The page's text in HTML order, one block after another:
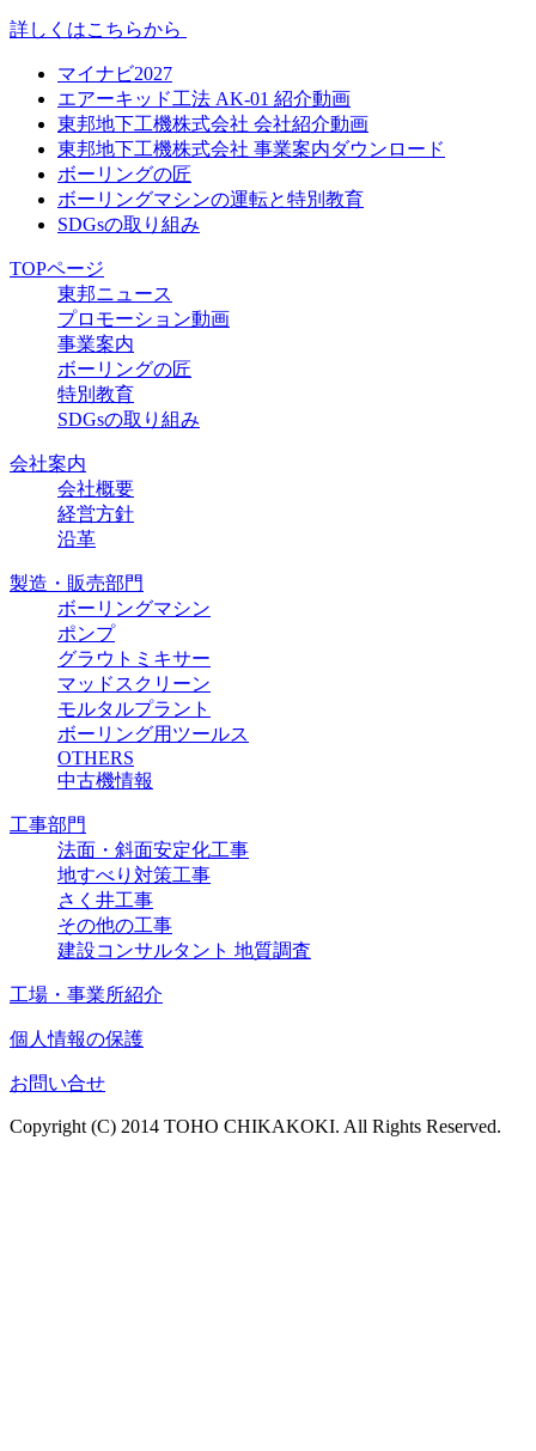
詳しくはこちらから
マイナビ2027
エアーキッド工法 AK-01 紹介動画
東邦地下工機株式会社 会社紹介動画
東邦地下工機株式会社 事業案内ダウンロード
ボーリングの匠
ボーリングマシンの運転と特別教育
SDGsの取り組み
TOPページ
東邦ニュース
プロモーション動画
事業案内
ボーリングの匠
特別教育
SDGsの取り組み
会社案内
会社概要
経営方針
沿革
製造・販売部門
ボーリングマシン
ポンプ
グラウトミキサー
マッドスクリーン
モルタルプラント
ボーリング用ツールス
OTHERS
中古機情報
工事部門
法面・斜面安定化工事
地すべり対策工事
さく井工事
その他の工事
建設コンサルタント 地質調査
工場・事業所紹介
個人情報の保護
お問い合せ
Copyright (C) 2014 TOHO CHIKAKOKI. All Rights Reserved.